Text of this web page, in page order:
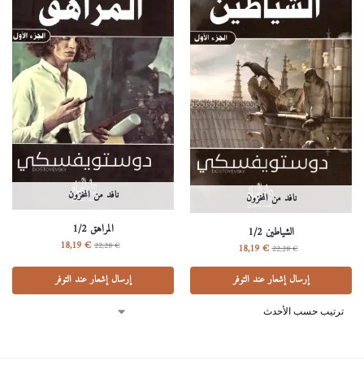
نافد من المخزون
الشياطين 1/2
22,28€
18,19€
إرسال إشعار عند التوفر
نافد من المخزون
المراهق 1/2
22,28€
18,19€
إرسال إشعار عند التوفر